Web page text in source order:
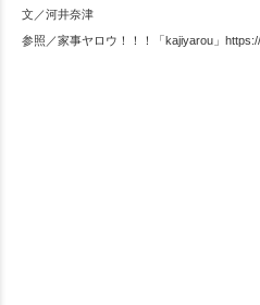
文／河井奈津
参照／家事ヤロウ！！！「kajiyarou」